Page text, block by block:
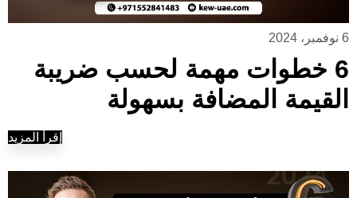
6 نوفمبر، 2024
6 خطوات مهمة لحسب ضريبة
القيمة المضافة بسهولة
إقرأ المزيد